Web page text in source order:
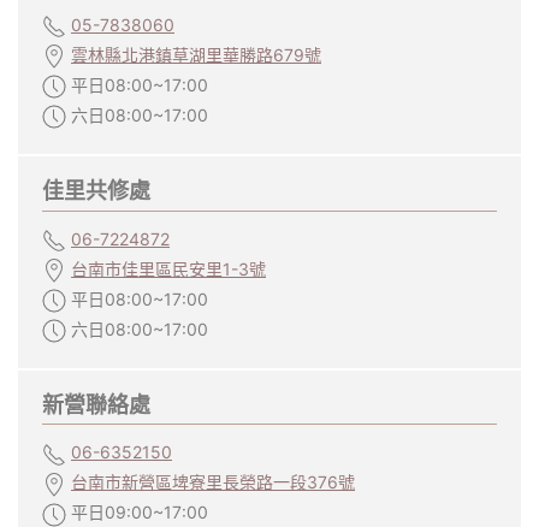
05-7838060
雲林縣北港鎮草湖里華勝路679號
平日08:00~17:00
六日08:00~17:00
佳里共修處
06-7224872
台南市佳里區民安里1-3號
平日08:00~17:00
六日08:00~17:00
新營聯絡處
06-6352150
台南市新營區埤寮里長榮路一段376號
平日09:00~17:00